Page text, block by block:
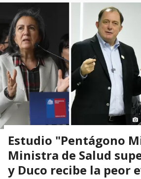
Estudio "Pentágono
Ministra de Salud
y Duco recibe la peor